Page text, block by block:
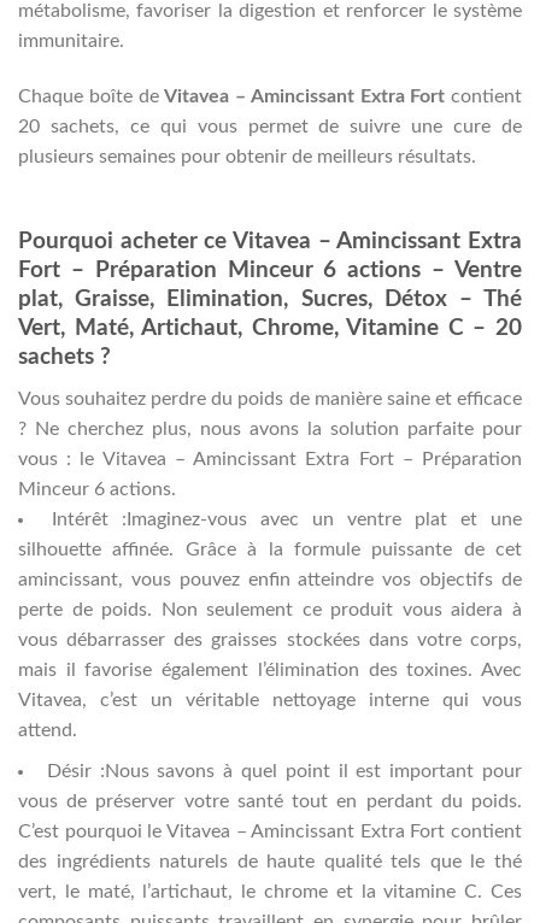
métabolisme, favoriser la digestion et renforcer le système
immunitaire.
Chaque boîte deVitavea – Amincissant Extra Fort contient
20 sachets, ce qui vous permet de suivre une cure de
plusieurs semaines pour obtenir de meilleurs résultats.
Pourquoi acheter ce Vitavea – Amincissant Extra
Fort – Préparation Minceur 6 actions – Ventre
plat, Graisse, Elimination, Sucres, Détox – Thé
Vert, Maté, Artichaut, Chrome, Vitamine C – 20
sachets ?
Vous souhaitez perdre du poids de manière saine et efficace
? Ne cherchez plus, nous avons la solution parfaite pour
vous : le Vitavea – Amincissant Extra Fort – Préparation
Minceur 6 actions.
Intérêt :Imaginez-vous avec un ventre plat et une
silhouette affinée. Grâce à la formule puissante de cet
amincissant, vous pouvez enfin atteindre vos objectifs de
perte de poids. Non seulement ce produit vous aidera à
vous débarrasser des graisses stockées dans votre corps,
mais il favorise également l’élimination des toxines. Avec
Vitavea, c’est un véritable nettoyage interne qui vous
attend.
Désir :Nous savons à quel point il est important pour
vous de préserver votre santé tout en perdant du poids.
C’est pourquoi le Vitavea – Amincissant Extra Fort contient
des ingrédients naturels de haute qualité tels que le thé
vert, le maté, l’artichaut, le chrome et la vitamine C. Ces